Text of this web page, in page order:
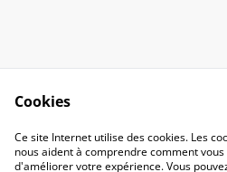
Contact Us
Privacy Policy
Cookies
Ce site Internet utilise des cookies. Les
nous aident à comprendre comment
d'améliorer votre expérience. Vous